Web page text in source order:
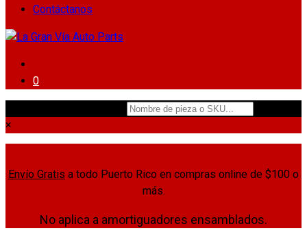
Contáctanos
0
×
Envío Gratis a todo Puerto Rico en compras online de $100 o
más.
No aplica a amortiguadores ensamblados.